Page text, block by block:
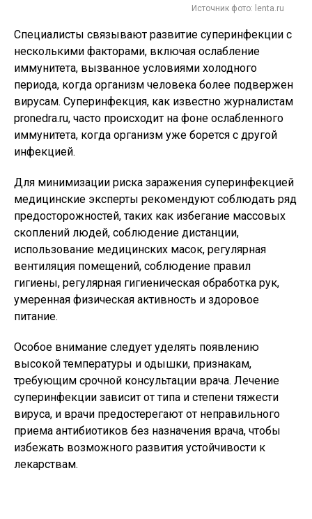
Источник фото: lenta.ru
Специалисты связывают развитие суперинфекции с
несколькими факторами, включая ослабление
иммунитета, вызванное условиями холодного
периода, когда организм человека более подвержен
вирусам. Суперинфекция, как известно журналистам
pronedra.ru, часто происходит на фоне ослабленного
иммунитета, когда организм уже борется с другой
инфекцией.
Для минимизации риска заражения суперинфекцией
медицинские эксперты рекомендуют соблюдать ряд
предосторожностей, таких как избегание массовых
скоплений людей, соблюдение дистанции,
использование медицинских масок, регулярная
вентиляция помещений, соблюдение правил
гигиены, регулярная гигиеническая обработка рук,
умеренная физическая активность и здоровое
питание.
Особое внимание следует уделять появлению
высокой температуры и одышки, признакам,
требующим срочной консультации врача. Лечение
суперинфекции зависит от типа и степени тяжести
вируса, и врачи предостерегают от неправильного
приема антибиотиков без назначения врача, чтобы
избежать возможного развития устойчивости к
лекарствам.